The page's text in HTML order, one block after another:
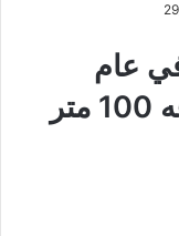
عام
1889 في باريس وارتفاعه 100 متر